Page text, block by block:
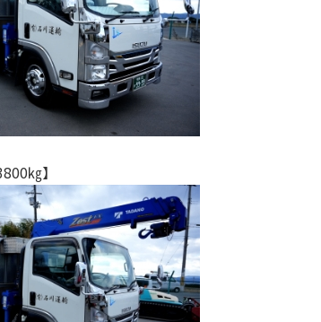
㎏】